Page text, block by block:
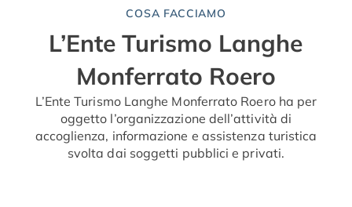
COSA FACCIAMO
L’Ente Turismo Langhe
Monferrato Roero
L’Ente Turismo Langhe Monferrato Roero ha per
oggetto l’organizzazione dell’attività di
accoglienza, informazione e assistenza turistica
svolta dai soggetti pubblici e privati.